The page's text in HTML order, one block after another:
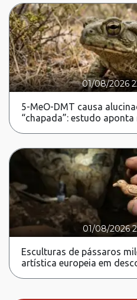
01/08/2026
5-MeO-DMT causa
“chapada”: estudo
01/08/2026
Esculturas de pássaros
artística europeia em